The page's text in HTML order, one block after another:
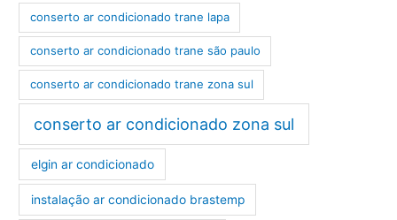
conserto ar condicionado trane lapa
conserto ar condicionado trane são paulo
conserto ar condicionado trane zona sul
conserto ar condicionado zona sul
elgin ar condicionado
instalação ar condicionado brastemp